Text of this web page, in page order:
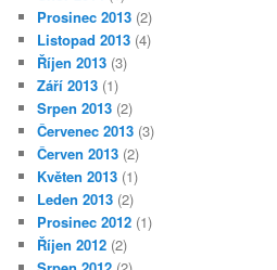
Prosinec 2013 (2)
Listopad 2013 (4)
Říjen 2013 (3)
Září 2013 (1)
Srpen 2013 (2)
Červenec 2013 (3)
Červen 2013 (2)
Květen 2013 (1)
Leden 2013 (2)
Prosinec 2012 (1)
Říjen 2012 (2)